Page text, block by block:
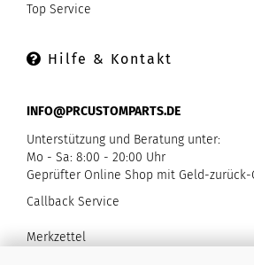
Top Service
Hilfe & Kontakt
INFO@PRCUSTOMPARTS.DE
Unterstützung und Beratung unter:
Mo - Sa: 8:00 - 20:00 Uhr
Geprüfter Online Shop mit Geld-zurück-
Callback Service
Merkzettel